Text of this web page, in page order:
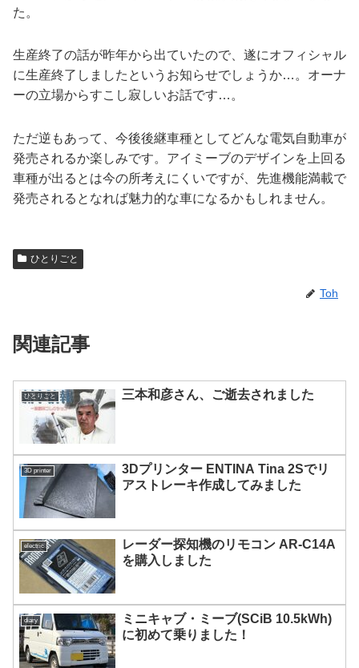
た。
生産終了の話が昨年から出ていたので、遂にオフィシャル
に生産終了しましたというお知らせでしょうか…。オーナ
ーの立場からすこし寂しいお話です…。
ただ逆もあって、今後後継車種としてどんな電気自動車が
発売されるか楽しみです。アイミーブのデザインを上回る
車種が出るとは今の所考えにくいですが、先進機能満載で
発売されるとなれば魅力的な車になるかもしれません。
ひとりごと
Toh
関連記事
ひとりごと 三本和彦さん、ご逝去されました
3D printer
3Dプリンター ENTINA Tina 2Sでリ
アストレーキ作成してみました
electric
レーダー探知機のリモコン AR-C14A
を購入しました
diary
ミニキャブ・ミーブ(SCiB 10.5kWh)
に初めて乗りました！